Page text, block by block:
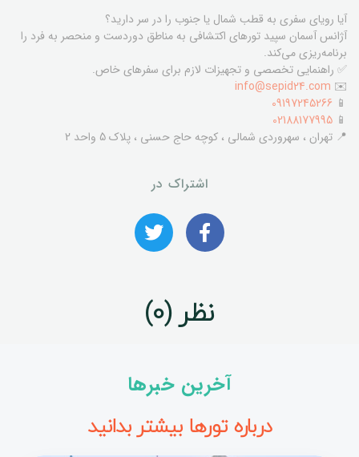
آیا رویای سفری به قطب شمال یا جنوب را در سر دارید؟
آژانس آسمان سپید تورهای اکتشافی به مناطق دوردست و منحصر به فرد را
برنامه‌ریزی می‌کند.
✅ راهنمایی تخصصی و تجهیزات لازم برای سفرهای خاص.
✉️
info@sepid24.com
📱
09197245266
📱
02188177995
📍 تهران ، سهروردی شمالی ، کوچه حاج حسنی ، پلاک 5 واحد 2
اشتراک در
نظر (0)
آخرین خبرها
درباره تورها بیشتر بدانید